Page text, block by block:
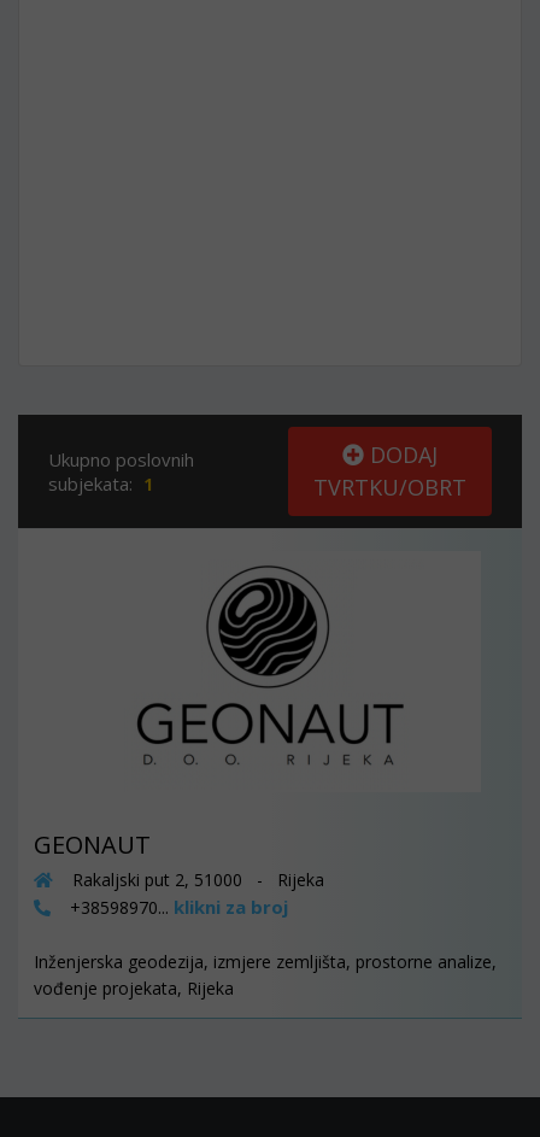
Ukupno poslovnih
subjekata: 1
DODAJ
TVRTKU/OBRT
GEONAUT
Rakaljski put 2, 51000 - Rijeka
+38598970... klikni za broj
Inženjerska geodezija, izmjere zemljišta, prostorne analize,
vođenje projekata, Rijeka